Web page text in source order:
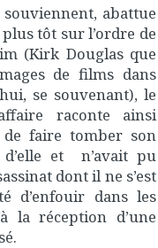
abattue
tôt sur l’ordre de
(Kirk Douglas que
de films dans
se souvenant), le
raconte ainsi
faire tomber son
et n’avait pu
dont il ne s’est
d’enfouir dans les
la réception d’une